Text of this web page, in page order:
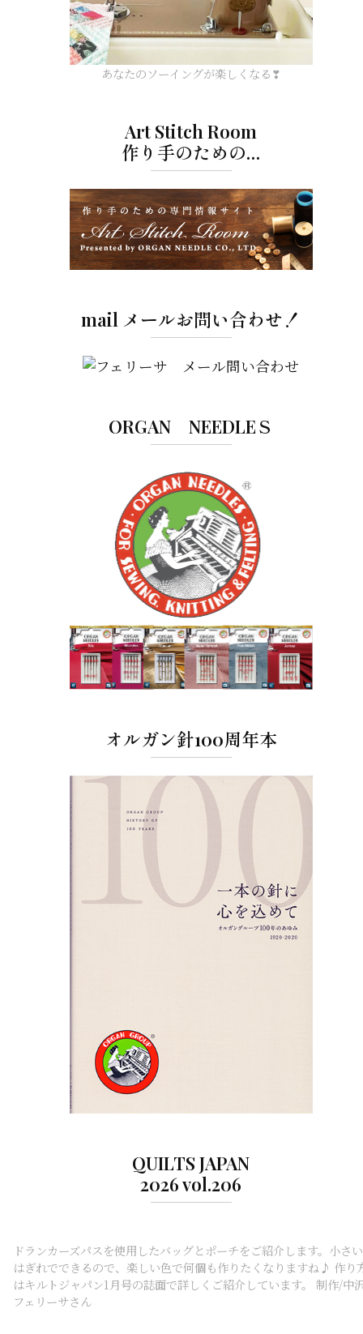
あなたのソーイングが楽しくなる❣
Art Stitch Room
作り手のための…
mail メールお問い合わせ！
ORGAN NEEDLEＳ
オルガン針100周年本
QUILTS JAPAN
2026 vol.206
ドランカーズパスを使用したバッグとポーチをご紹介します。小さい
はぎれでできるので、楽しい色で何個も作りたくなりますね♪ 作り
はキルトジャパン1月号の誌面で詳しくご紹介しています。 制作/中
フェリーサさん